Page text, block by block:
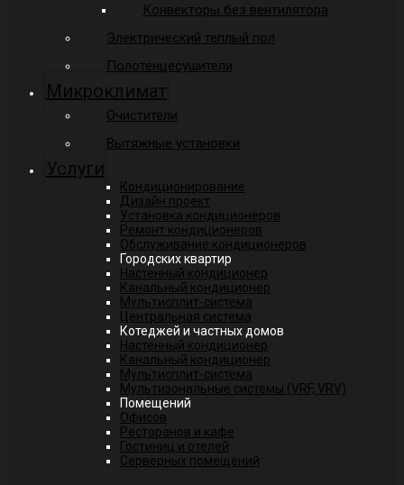
Конвекторы без вентилятора
Электрический теплый пол
Полотенцесушители
Микроклимат
Очистители
Вытяжные установки
Услуги
Кондиционирование
Дизайн проект
Установка кондиционеров
Ремонт кондиционеров
Обслуживание кондиционеров
Городских квартир
Настенный кондиционер
Канальный кондиционер
Мультисплит-система
Центральная система
Котеджей и частных домов
Настенный кондиционер
Канальный кондиционер
Мультисплит-система
Мультизональные системы (VRF, VRV)
Помещений
Офисов
Ресторанов и кафе
Гостиниц и отелей
Серверных помещений